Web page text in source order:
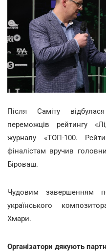
Після Саміту
переможців рейтингу
журналу «ТОП-100.
фіналістам вручив
Біроваш.
Чудовим завершенням
українського
Хмари.
Організатори дякують